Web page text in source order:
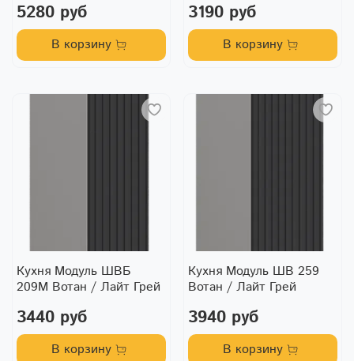
5280 руб
В корзину
3190 руб
В корзину
Кухня Модуль ШВБ
209М Вотан / Лайт Грей
3440 руб
В корзину
Кухня Модуль ШВ 259
Вотан / Лайт Грей
3940 руб
В корзину